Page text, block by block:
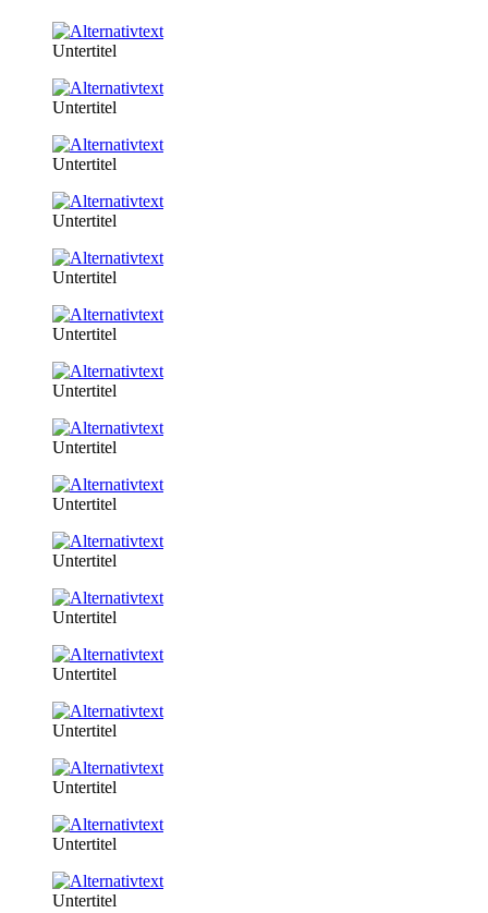
Untertitel
Untertitel
Untertitel
Untertitel
Untertitel
Untertitel
Untertitel
Untertitel
Untertitel
Untertitel
Untertitel
Untertitel
Untertitel
Untertitel
Untertitel
Untertitel